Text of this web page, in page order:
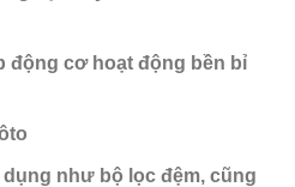
động cơ hoạt động bền bỉ
như bộ lọc đệm, cũng